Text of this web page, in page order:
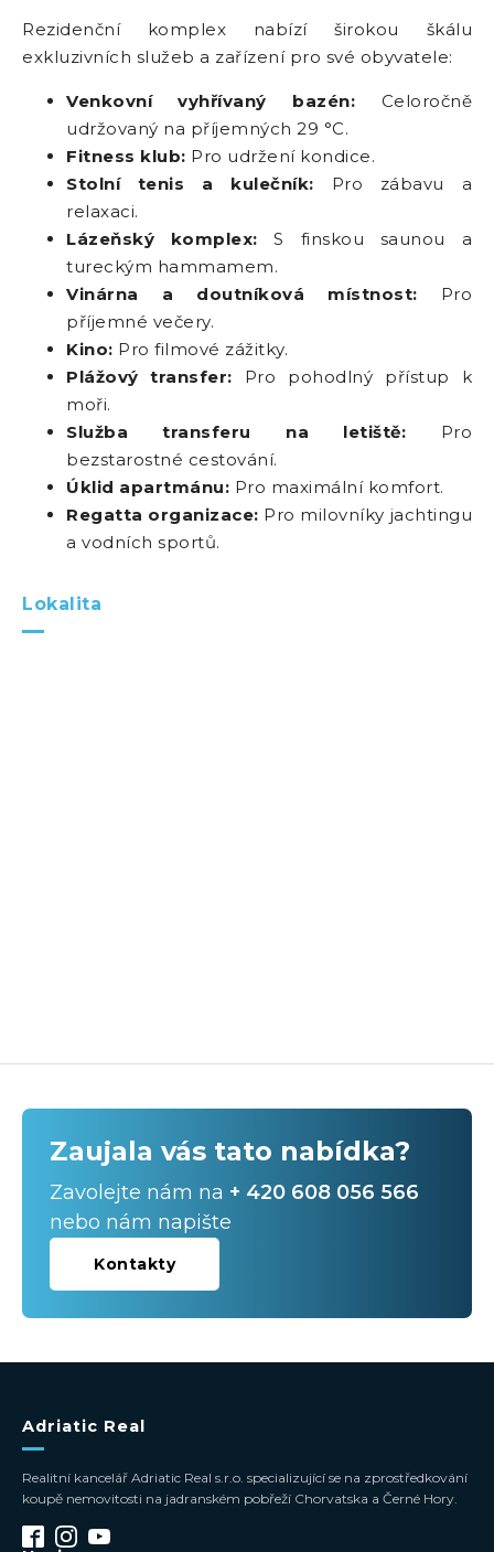
Rezidenční komplex nabízí širokou škálu
exkluzivních služeb a zařízení pro své obyvatele:
Venkovní vyhřívaný bazén: Celoročně
udržovaný na příjemných 29 °C.
Fitness klub: Pro udržení kondice.
Stolní tenis a kulečník: Pro zábavu a
relaxaci.
Lázeňský komplex: S finskou saunou a
tureckým hammamem.
Vinárna a doutníková místnost: Pro
příjemné večery.
Kino: Pro filmové zážitky.
Plážový transfer: Pro pohodlný přístup k
moři.
Služba transferu na letiště: Pro
bezstarostné cestování.
Úklid apartmánu: Pro maximální komfort.
Regatta organizace: Pro milovníky jachtingu
a vodních sportů.
Lokalita
Zaujala vás tato nabídka?
Zavolejte nám na + 420 608 056 566
nebo nám napište
Kontakty
Adriatic Real
Realitní kancelář Adriatic Real s.r.o. specializující se na zprostředkování
koupě nemovitosti na jadranském pobřeží Chorvatska a Černé Hory.